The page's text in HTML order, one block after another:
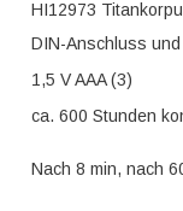
HI12973
DIN-Anschluss und
1,5 V AAA (3)
ca. 600 Stunden
Nach 8 min, nach